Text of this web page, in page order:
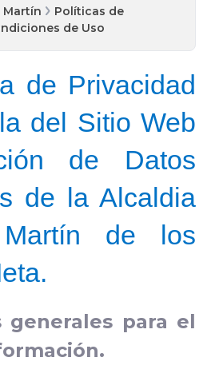
Martín
Políticas de
de Uso
de Privacidad
del Sitio Web
de Datos
de la Alcaldia
de los
generales para el